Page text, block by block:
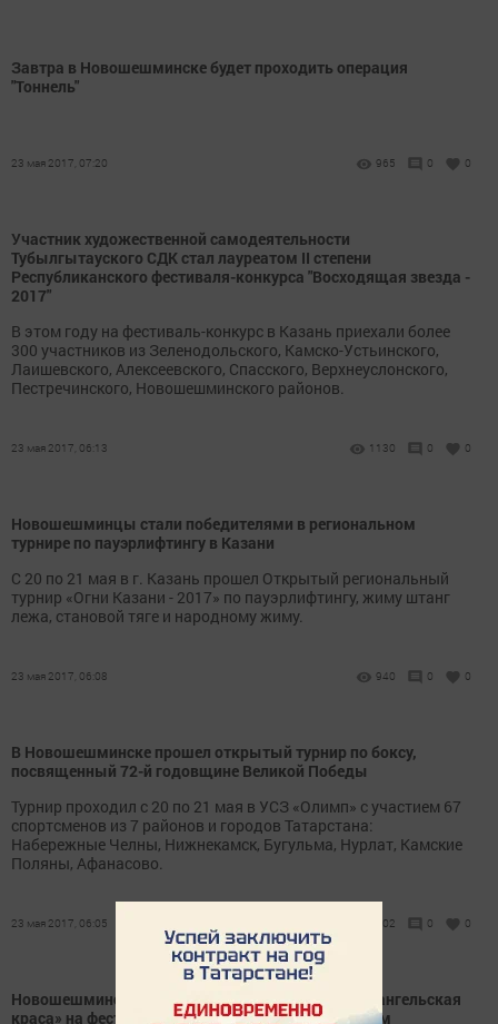
Завтра в Новошешминске будет проходить операция
"Тоннель"
23 мая 2017, 07:20 965 0 0
Участник художественной самодеятельности
Тубылгытауского СДК стал лауреатом II степени
Республиканского фестиваля-конкурса "Восходящая звезда -
2017"
В этом году на фестиваль-конкурс в Казань приехали более
300 участников из Зеленодольского, Камско-Устьинского,
Лаишевского, Алексеевского, Спасского, Верхнеуслонского,
Пестречинского, Новошешминского районов.
23 мая 2017, 06:13 1130 0 0
Новошешминцы стали победителями в региональном
турнире по пауэрлифтингу в Казани
С 20 по 21 мая в г. Казань прошел Открытый региональный
турнир «Огни Казани - 2017» по пауэрлифтингу, жиму штанг
лежа, становой тяге и народному жиму.
23 мая 2017, 06:08 940 0 0
В Новошешминске прошел открытый турнир по боксу,
посвященный 72-й годовщине Великой Победы
Турнир проходил с 20 по 21 мая в УСЗ «Олимп» с участием 67
спортсменов из 7 районов и городов Татарстана:
Набережные Челны, Нижнекамск, Бугульма, Нурлат, Камские
Поляны, Афанасово.
23 мая 2017, 06:05 902 0 0
Новошешминские ансамбли «Рябинушка» и «Архангельская
краса» на фестивале «Каравон» в селе Никольском